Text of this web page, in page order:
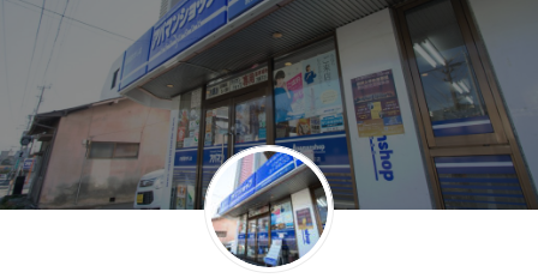
オーナー様
入居者様専用
解約のお申込み